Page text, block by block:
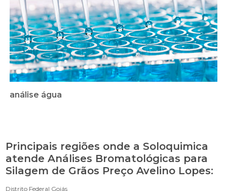
análise água
Principais regiões onde a Soloquimica
atende Análises Bromatológicas para
Silagem de Grãos Preço Avelino Lopes:
Distrito Federal Goiás